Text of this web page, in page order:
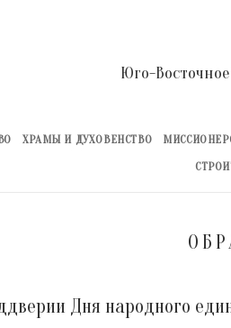
Юго-
ХРАМЫ И ДУХОВЕНСТВО
Дня народного